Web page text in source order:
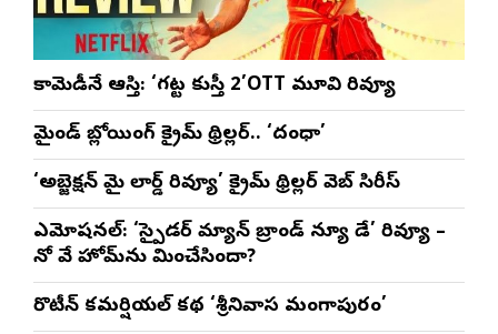
కామెడీనే ఆస్తి: ‘గట్ట కుస్తీ 2’OTT మూవి రివ్యూ
మైండ్ బ్లోయింగ్ క్రైమ్ థ్రిల్లర్.. ‘దంధా’
‘అబ్జెక్ష‌న్ మై లార్డ్ రివ్యూ’ క్రైమ్ థ్రిల్ల‌ర్ వెబ్ సిరీస్
ఎమోష‌న‌ల్‌: ‘స్పైడర్ మ్యాన్ బ్రాండ్ న్యూ డే’ రివ్యూ –
నో వే హోమ్‌ను మించేసిందా?
రొటీన్‌ కమర్షియల్‌ కథ ‘శ్రీనివాస మంగాపురం’